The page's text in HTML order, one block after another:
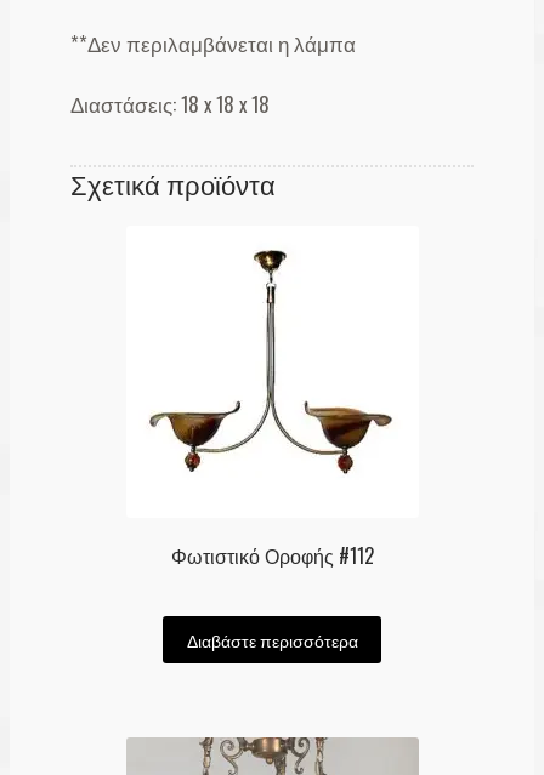
**Δεν περιλαμβάνεται η λάμπα
Διαστάσεις: 18 x 18 x 18
Σχετικά προϊόντα
Φωτιστικό Οροφής #112
Διαβάστε περισσότερα